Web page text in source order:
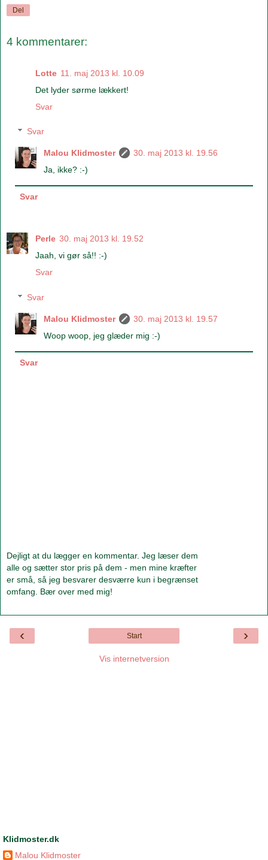
Del
4 kommentarer:
Lotte 11. maj 2013 kl. 10.09
Det lyder sørme lækkert!
Svar
Svar
Malou Klidmoster
30. maj 2013 kl. 19.56
Ja, ikke? :-)
Svar
Perle 30. maj 2013 kl. 19.52
Jaah, vi gør så!! :-)
Svar
Svar
Malou Klidmoster
30. maj 2013 kl. 19.57
Woop woop, jeg glæder mig :-)
Svar
Dejligt at du lægger en kommentar. Jeg læser dem
alle og sætter stor pris på dem - men mine kræfter
er små, så jeg besvarer desværre kun i begrænset
omfang. Bær over med mig!
‹ ›
Start
Vis internetversion
Klidmoster.dk
Malou Klidmoster